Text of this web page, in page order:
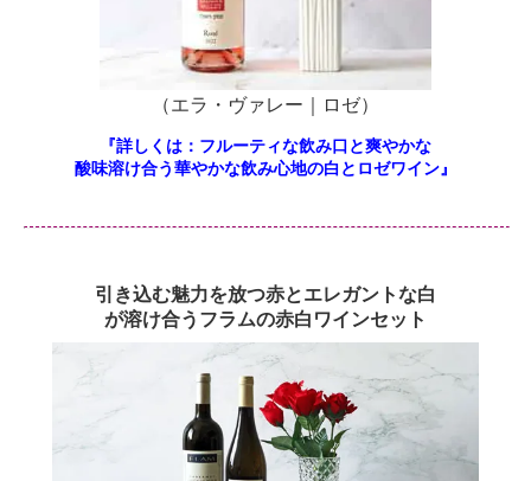
（エラ・ヴァレー｜ロゼ）
『詳しくは：フルーティな飲み口と爽やかな
酸味溶け合う華やかな飲み心地の白とロゼワイン』
引き込む魅力を放つ赤とエレガントな白
が溶け合うフラムの赤白ワインセット